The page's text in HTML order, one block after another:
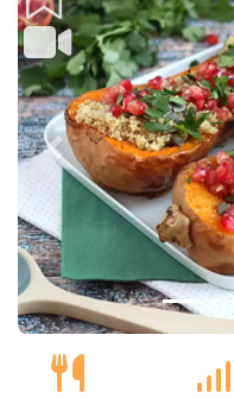
Prejšnji